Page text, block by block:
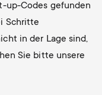
up-Codes gefunden
Schritte
in der Lage sind,
Sie bitte unsere